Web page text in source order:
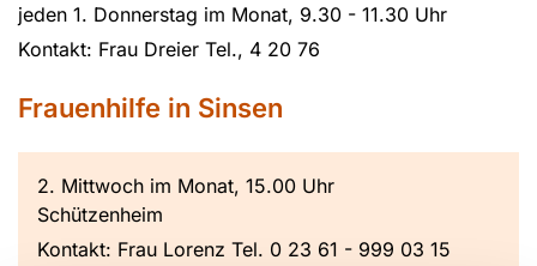
jeden 1. Donnerstag im Monat, 9.30 - 11.30 Uhr
Kontakt: Frau Dreier Tel., 4 20 76
Frauenhilfe in Sinsen
2. Mittwoch im Monat, 15.00 Uhr
Schützenheim
Kontakt: Frau Lorenz Tel. 0 23 61 - 999 03 15